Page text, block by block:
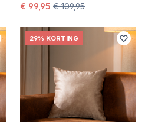
€ 99,95 € 109,95
29% KORTING